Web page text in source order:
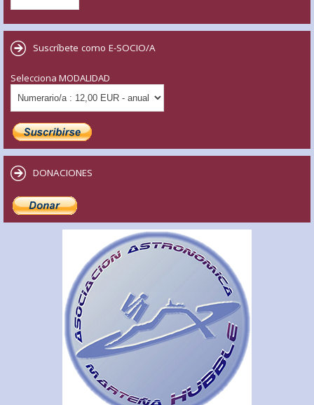
Suscríbete como E-SOCIO/A
Selecciona MODALIDAD
DONACIONES